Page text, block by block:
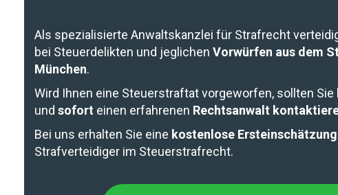
Als spezialisierte Anwaltskanzlei für Strafrecht
bei Steuerdelikten und jeglichen Vorwürfen aus dem
München.
Wird Ihnen eine Steuerstraftat vorgeworfen, sollten Sie
und sofort einen erfahrenen Rechtsanwalt
Bei uns erhalten Sie eine kostenlose Ersteinschätzung
Strafverteidiger im Steuerstrafrecht.